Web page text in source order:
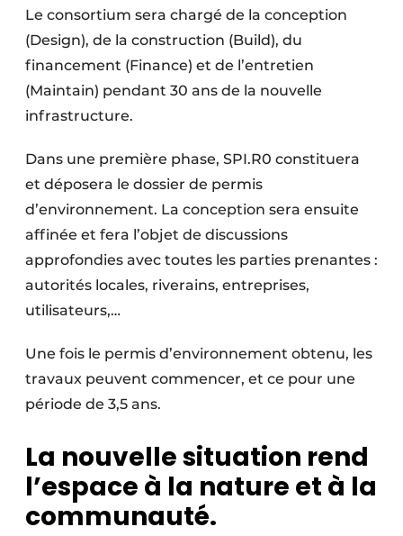
Le consortium sera chargé de la conception
(Design), de la construction (Build), du
financement (Finance) et de l’entretien
(Maintain) pendant 30 ans de la nouvelle
infrastructure.
Dans une première phase, SPI.R0 constituera
et déposera le dossier de permis
d’environnement. La conception sera ensuite
affinée et fera l’objet de discussions
approfondies avec toutes les parties prenantes :
autorités locales, riverains, entreprises,
utilisateurs,…
Une fois le permis d’environnement obtenu, les
travaux peuvent commencer, et ce pour une
période de 3,5 ans.
La nouvelle situation rend
l’espace à la nature et à la
communauté.